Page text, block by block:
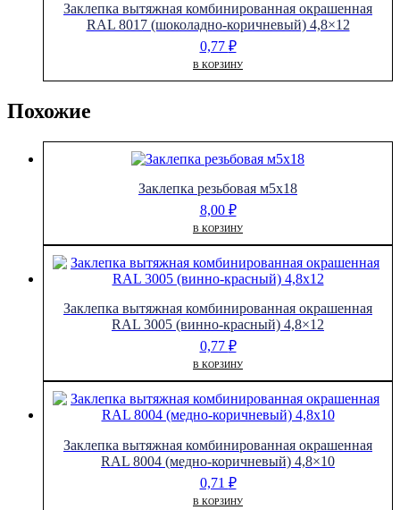
Заклепка вытяжная комбинированная окрашенная
RAL 8017 (шоколадно-коричневый) 4,8×12
0,77 ₽
В КОРЗИНУ
Похожие
Заклепка резьбовая м5х18
8,00 ₽
В КОРЗИНУ
Заклепка вытяжная комбинированная окрашенная
RAL 3005 (винно-красный) 4,8×12
0,77 ₽
В КОРЗИНУ
Заклепка вытяжная комбинированная окрашенная
RAL 8004 (медно-коричневый) 4,8×10
0,71 ₽
В КОРЗИНУ